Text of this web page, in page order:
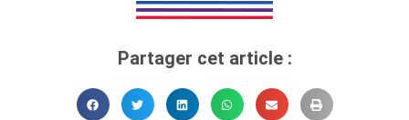
Partager cet article :